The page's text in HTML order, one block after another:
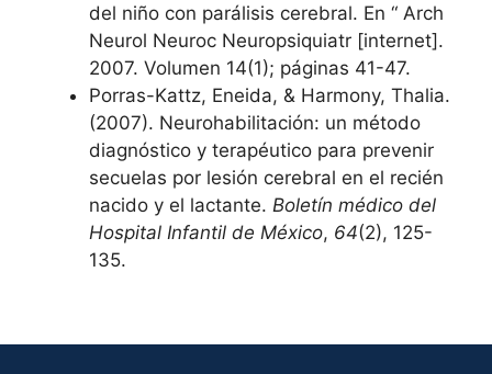
del niño con parálisis cerebral. En “ Arch
Neurol Neuroc Neuropsiquiatr [internet].
2007. Volumen 14(1); páginas 41-47.
Porras-Kattz, Eneida, & Harmony, Thalia.
(2007). Neurohabilitación: un método
diagnóstico y terapéutico para prevenir
secuelas por lesión cerebral en el recién
nacido y el lactante. Boletín médico del
Hospital Infantil de México, 64(2), 125-
135.